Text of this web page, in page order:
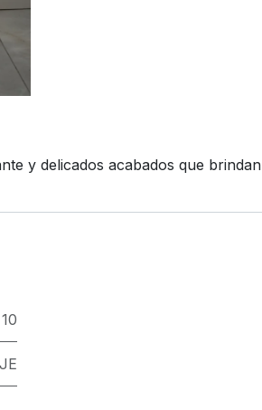
y delicados acabados que
10